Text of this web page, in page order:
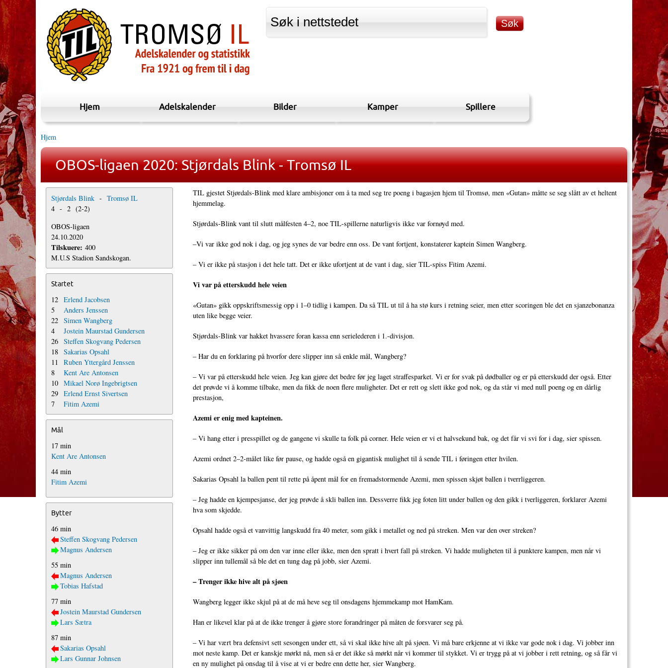
Hjem Adelskalender Bilder Kamper Spillere
Hjem
OBOS-ligaen 2020: Stjørdals Blink - Tromsø IL
Stjørdals Blink - Tromsø IL
4 - 2 (2-2)
OBOS-ligaen
24.10.2020
Tilskuere: 400
M.U.S Stadion Sandskogan.
Startet
12 Erlend Jacobsen
5
Anders Jenssen
22 Simen Wangberg
4
Jostein Maurstad Gundersen
26 Steffen Skogvang Pedersen
18 Sakarias Opsahl
11
Ruben Yttergård Jenssen
8
Kent Are Antonsen
10 Mikael Norø Ingebrigtsen
29 Erlend Ernst Sivertsen
7
Fitim Azemi
Mål
17 min
Kent Are Antonsen
44 min
Fitim Azemi
Bytter
46 min
Steffen Skogvang Pedersen
Magnus Andersen
55 min
Magnus Andersen
Tobias Hafstad
77 min
Jostein Maurstad Gundersen
Lars Sætra
87 min
Sakarias Opsahl
Lars Gunnar Johnsen
TIL gjestet Stjørdals-Blink med klare ambisjoner om å ta med seg tre poeng i bagasjen hjem til Tromsø, men «Gutan» måtte se seg slått av et heltent
hjemmelag.
Stjørdals-Blink vant til slutt målfesten 4–2, noe TIL-spillerne naturligvis ikke var fornøyd med.
–Vi var ikke god nok i dag, og jeg synes de var bedre enn oss. De vant fortjent, konstaterer kaptein Simen Wangberg.
– Vi er ikke på stasjon i det hele tatt. Det er ikke ufortjent at de vant i dag, sier TIL-spiss Fitim Azemi.
Vi var på etterskudd hele veien
«Gutan» gikk oppskriftsmessig opp i 1–0 tidlig i kampen. Da så TIL ut til å ha stø kurs i retning seier, men etter scoringen ble det en sjanzebonanza
uten like begge veier.
Stjørdals-Blink var hakket hvassere foran kassa enn serielederen i 1.-divisjon.
– Har du en forklaring på hvorfor dere slipper inn så enkle mål, Wangberg?
– Vi var på etterskudd hele veien. Jeg kan gjøre det bedre før jeg laget straffesparket. Vi er for svak på dødballer og er på etterskudd der også. Etter
det prøvde vi å komme tilbake, men da fikk de noen flere muligheter. Det er rett og slett ikke god nok, og da står vi med null poeng og en dårlig
prestasjon,
Azemi er enig med kapteinen.
– Vi hang etter i presspillet og de gangene vi skulle ta folk på corner. Hele veien er vi et halvsekund bak, og det får vi svi for i dag, sier spissen.
Azemi ordnet 2–2-målet like før pause, og hadde også en gigantisk mulighet til å sende TIL i føringen etter hvilen.
Sakarias Opsahl la ballen pent til rette på åpent mål for en fremadstormende Azemi, men spissen skjøt ballen i tverrliggeren.
– Jeg hadde en kjempesjanse, der jeg prøvde å skli ballen inn. Dessverre fikk jeg foten litt under ballen og den gikk i tverliggeren, forklarer Azemi
hva som skjedde.
Opsahl hadde også et vanvittig langskudd fra 40 meter, som gikk i metallet og ned på streken. Men var den over streken?
– Jeg er ikke sikker på om den var inne eller ikke, men den spratt i hvert fall på streken. Vi hadde muligheten til å punktere kampen, men når vi
slipper inn tullemål så ble det en tung dag på jobb, sier Azemi.
– Trenger ikke hive alt på sjøen
Wangberg legger ikke skjul på at de må heve seg til onsdagens hjemmekamp mot HamKam.
Han er likevel klar på at de ikke trenger å gjøre store forandringer på måten de forsvarer seg på.
– Vi har vært bra defensivt sett sesongen under ett, så vi skal ikke hive alt på sjøen. Vi må bare erkjenne at vi ikke var gode nok i dag. Vi jobber inn
mot neste kamp. Det er kanskje mørkt nå, men så er det ikke så mørkt når vi kommer til stykket. Vi er trygg på at vi jobber i rett retning, og så får vi
en ny mulighet på onsdag til å vise at vi er bedre enn dette her, sier Wangberg.